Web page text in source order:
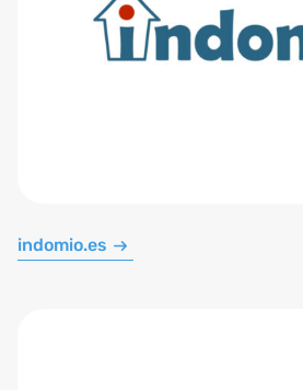
indomio.es